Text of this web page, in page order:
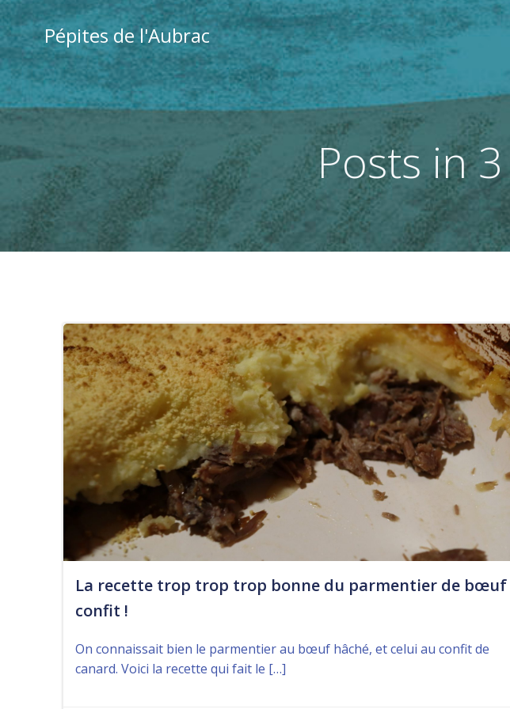
Aller
au
contenuPépites de l'Aubrac
Posts in
La recette trop trop trop bonne du parmentier de bœuf
confit !
On connaissait bien le parmentier au bœuf hâché, et celui au confit de
canard. Voici la recette qui fait le […]